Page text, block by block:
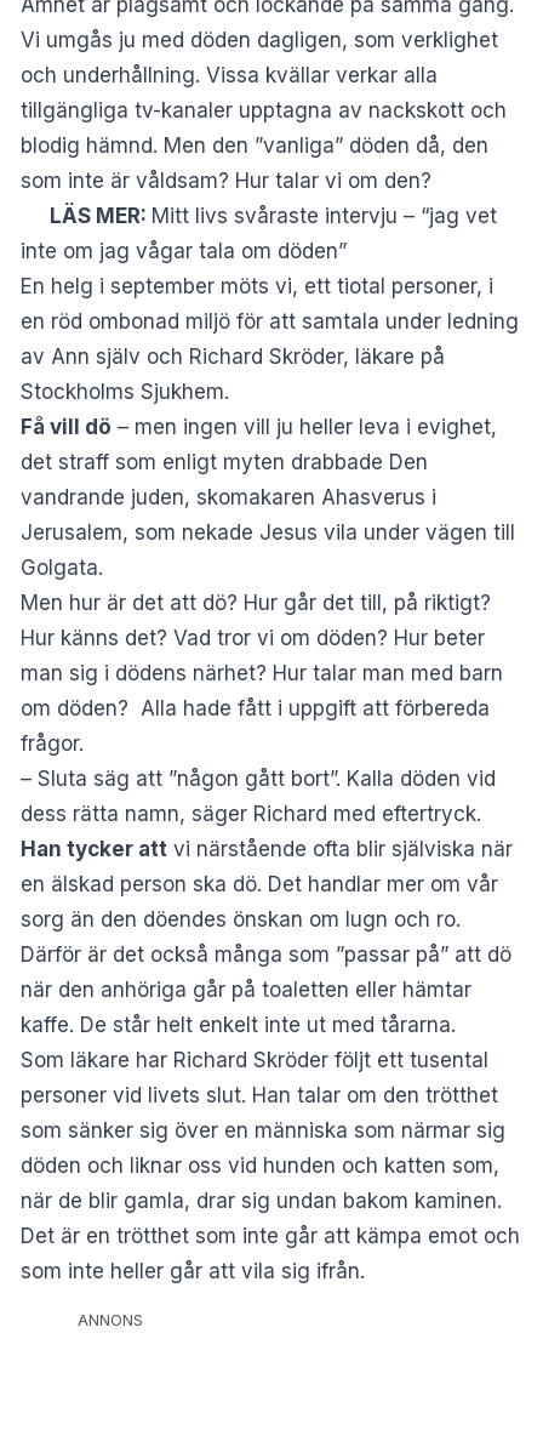
Vi umgås ju med döden dagligen, som verklighet
och underhållning. Vissa kvällar verkar alla
tillgängliga tv-kanaler upptagna av nackskott och
blodig hämnd. Men den ”vanliga” döden då, den
som inte är våldsam? Hur talar vi om den?
LÄS MER: Mitt livs svåraste intervju – “jag vet
inte om jag vågar tala om döden”
En helg i september möts vi, ett tiotal personer, i
en röd ombonad miljö för att samtala under ledning
av Ann själv och Richard Skröder, läkare på
Stockholms Sjukhem.
Få vill dö – men ingen vill ju heller leva i evighet,
det straff som enligt myten drabbade Den
vandrande juden, skomakaren Ahasverus i
Jerusalem, som nekade Jesus vila under vägen till
Golgata.
Men hur är det att dö? Hur går det till, på riktigt?
Hur känns det? Vad tror vi om döden? Hur beter
man sig i dödens närhet? Hur talar man med barn
om döden? Alla hade fått i uppgift att förbereda
frågor.
– Sluta säg att ”någon gått bort”. Kalla döden vid
dess rätta namn, säger Richard med eftertryck.
Han tycker att vi närstående ofta blir själviska när
en älskad person ska dö. Det handlar mer om vår
sorg än den döendes önskan om lugn och ro.
Därför är det också många som ”passar på” att dö
när den anhöriga går på toaletten eller hämtar
kaffe. De står helt enkelt inte ut med tårarna.
Som läkare har Richard Skröder följt ett tusental
personer vid livets slut. Han talar om den trötthet
som sänker sig över en människa som närmar sig
döden och liknar oss vid hunden och katten som,
när de blir gamla, drar sig undan bakom kaminen.
Det är en trötthet som inte går att kämpa emot och
som inte heller går att vila sig ifrån.
ANNONS